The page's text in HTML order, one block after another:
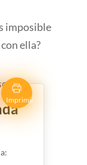
imposible
ella?
Imprimir